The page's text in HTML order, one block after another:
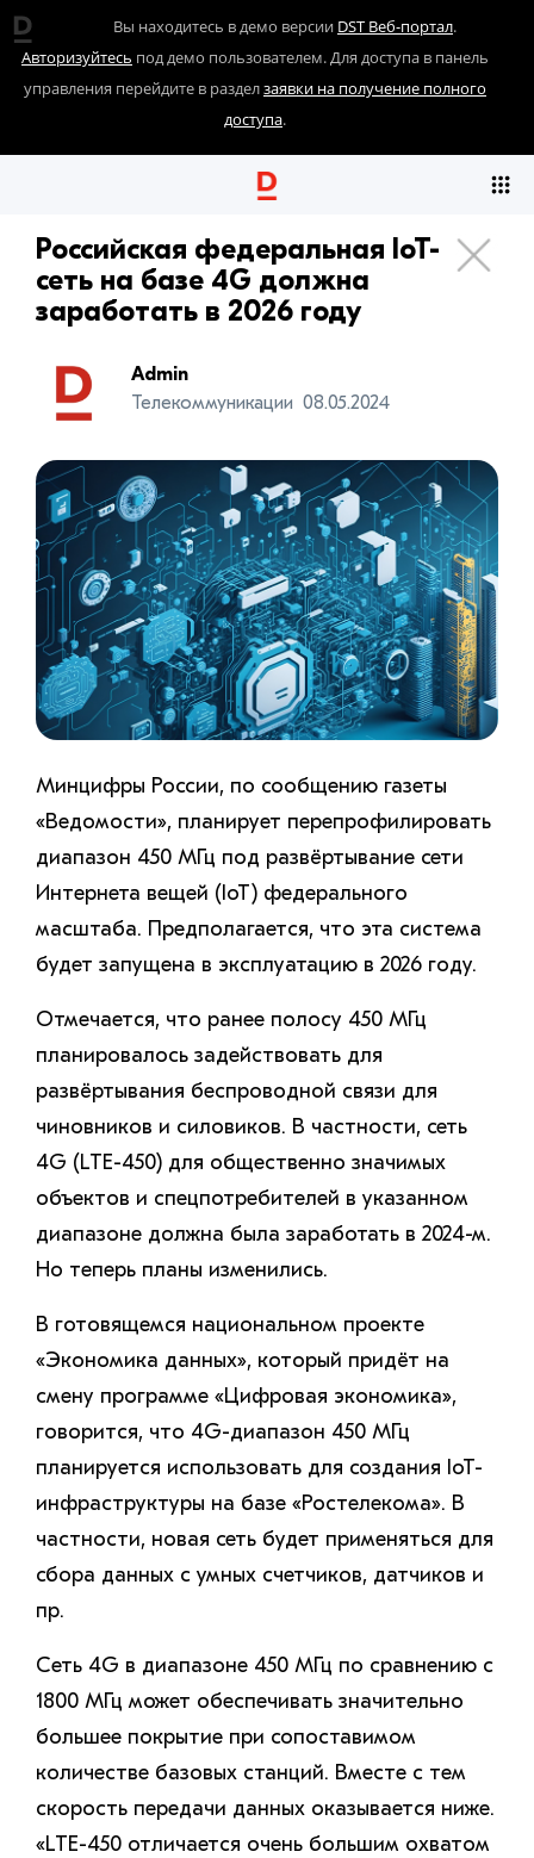
Вы находитесь в демо версии DST Веб-портал.
Авторизуйтесь под демо пользователем. Для доступа в панель
управления перейдите в разделзаявки на получение полного
доступа.
Российская федеральная IoT-
сеть на базе 4G должна
заработать в 2026 году
Admin
Телекоммуникации 08.05.2024
Минцифры России, по сообщению газеты
«Ведомости», планирует перепрофилировать
диапазон 450 МГц под развёртывание сети
Интернета вещей (IoT) федерального
масштаба. Предполагается, что эта система
будет запущена в эксплуатацию в 2026 году.
Отмечается, что ранее полосу 450 МГц
планировалось задействовать для
развёртывания беспроводной связи для
чиновников и силовиков. В частности, сеть
4G (LTE-450) для общественно значимых
объектов и спецпотребителей в указанном
диапазоне должна была заработать в 2024-м.
Но теперь планы изменились.
В готовящемся национальном проекте
«Экономика данных», который придёт на
смену программе «Цифровая экономика»,
говорится, что 4G-диапазон 450 МГц
планируется использовать для создания IoT-
инфраструктуры на базе «Ростелекома». В
частности, новая сеть будет применяться для
сбора данных с умных счетчиков, датчиков и
пр.
Сеть 4G в диапазоне 450 МГц по сравнению с
1800 МГц может обеспечивать значительно
большее покрытие при сопоставимом
количестве базовых станций. Вместе с тем
скорость передачи данных оказывается ниже.
«LTE-450 отличается очень большим охватом